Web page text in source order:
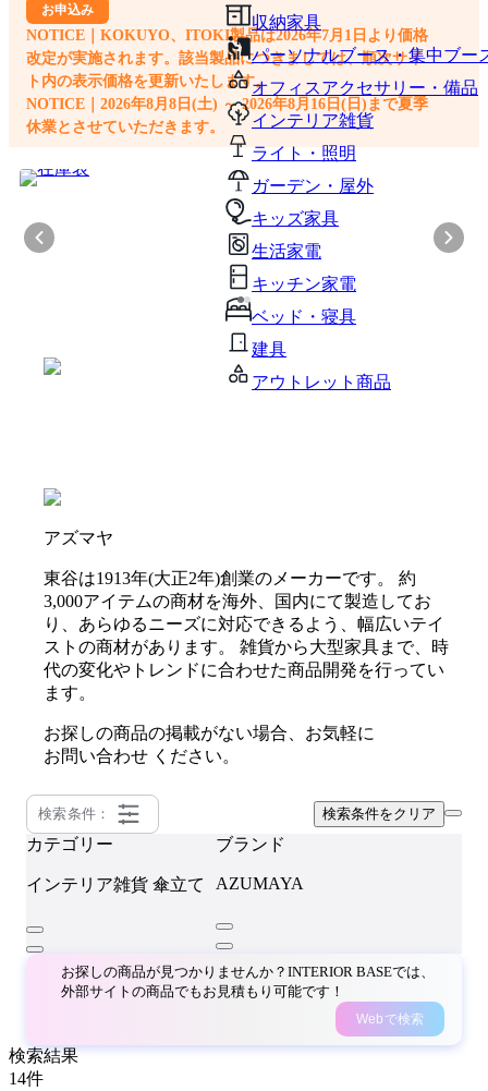
収納家具
パーソナルブース・集中ブー
オフィスアクセサリー・備品
インテリア雑貨
ライト・照明
ガーデン・屋外
キッズ家具
生活家電
キッチン家電
ベッド・寝具
建具
アウトレット商品
お申込み
NOTICE｜KOKUYO、ITOKI製品は2026年7月1日より価格
改定が実施されます。該当製品につきましては、順次サイ
ト内の表示価格を更新いたします。
NOTICE｜2026年8月8日(土) ～ 2026年8月16日(日)まで夏季
休業とさせていただきます。
アズマヤ
東谷は1913年(大正2年)創業のメーカーです。 約
3,000アイテムの商材を海外、国内にて製造してお
り、あらゆるニーズに対応できるよう、幅広いテイ
ストの商材があります。 雑貨から大型家具まで、時
代の変化やトレンドに合わせた商品開発を行ってい
ます。
お探しの商品の掲載がない場合、お気軽に
お問い合わせ ください。
検索条件： 検索条件をクリア
カテゴリー
インテリア雑貨 傘立て
ブランド
AZUMAYA
お探しの商品が見つかりませんか？INTERIOR BASEでは、
外部サイトの商品でもお見積もり可能です！
Webで検索
検索結果
14件